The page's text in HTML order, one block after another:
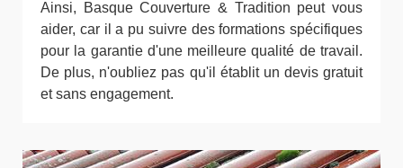
Ainsi, Basque Couverture & Tradition peut vous
aider, car il a pu suivre des formations spécifiques
pour la garantie d'une meilleure qualité de travail.
De plus, n'oubliez pas qu'il établit un devis gratuit
et sans engagement.